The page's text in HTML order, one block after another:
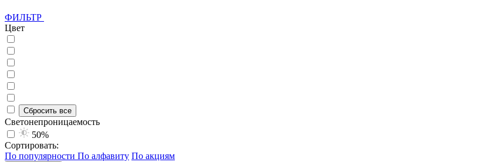
ФИЛЬТР
Цвет
Сбросить все
Светонепроницаемость
50%
Сортировать:
По популярности По алфавиту По акциям